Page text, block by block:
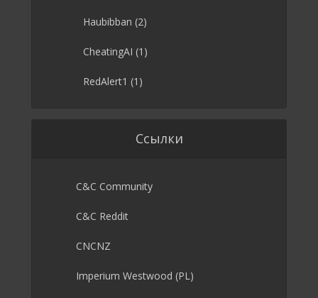
Haubibban (2)
CheatingAI (1)
RedAlert1 (1)
Ссылки
C&C Community
C&C Reddit
CNCNZ
Imperium Westwood (PL)